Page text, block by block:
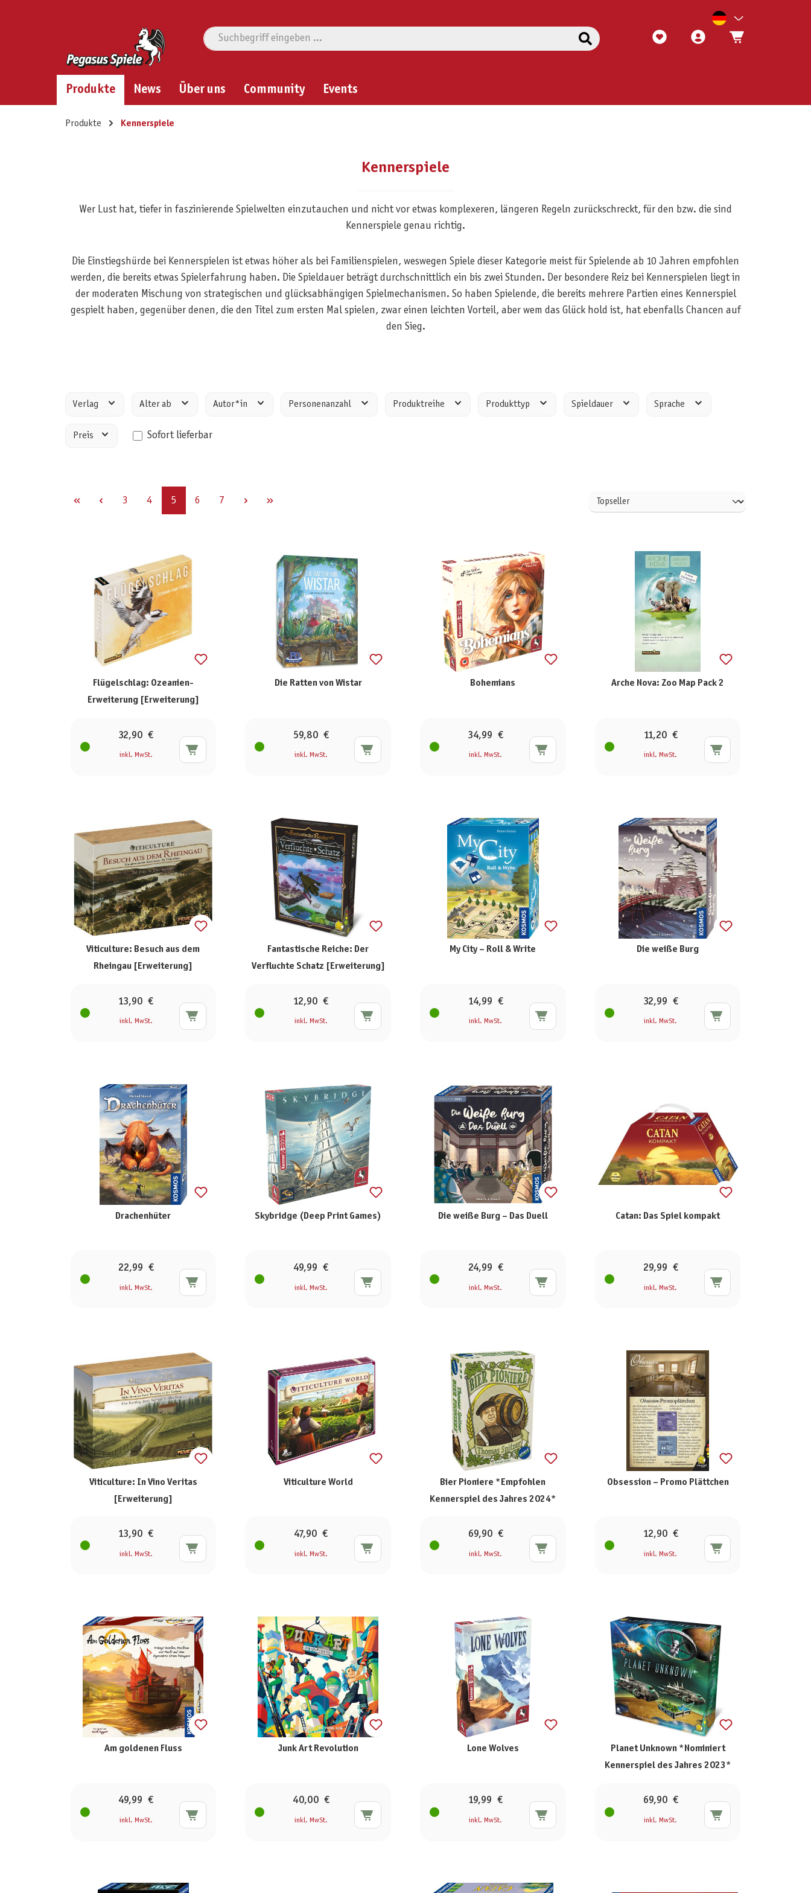
Produkte News Über uns Community Events
Produkte Kennerspiele
Kennerspiele
Wer Lust hat, tiefer in faszinierende Spielwelten einzutauchen und nicht vor etwas komplexeren, längeren Regeln zurückschreckt, für den bzw. die sind
Kennerspiele genau richtig.
Die Einstiegshürde bei Kennerspielen ist etwas höher als bei Familienspielen, weswegen Spiele dieser Kategorie meist für Spielende ab 10 Jahren empfohlen
werden, die bereits etwas Spielerfahrung haben. Die Spieldauer beträgt durchschnittlich ein bis zwei Stunden. Der besondere Reiz bei Kennerspielen liegt in
der moderaten Mischung von strategischen und glücksabhängigen Spielmechanismen. So haben Spielende, die bereits mehrere Partien eines Kennerspiel
gespielt haben, gegenüber denen, die den Titel zum ersten Mal spielen, zwar einen leichten Vorteil, aber wem das Glück hold ist, hat ebenfalls Chancen auf
den Sieg.
Verlag Alter ab Autor*in Personenanzahl Produktreihe Produkttyp Spieldauer Sprache
Preis Sofort lieferbar
Seite
3 Seite
4 Seite
5 Seite
6 Seite
7
Flügelschlag: Ozeanien-
Erweiterung [Erweiterung]
32,90 €
inkl. MwSt.
Die Ratten von Wistar
59,80 €
inkl. MwSt.
Bohemians
34,99 €
inkl. MwSt.
Arche Nova: Zoo Map Pack 2
11,20 €
inkl. MwSt.
Viticulture: Besuch aus dem
Rheingau [Erweiterung]
13,90 €
inkl. MwSt.
Fantastische Reiche: Der
Verfluchte Schatz [Erweiterung]
12,90 €
inkl. MwSt.
My City – Roll & Write
14,99 €
inkl. MwSt.
Die weiße Burg
32,99 €
inkl. MwSt.
Drachenhüter
22,99 €
inkl. MwSt.
Skybridge (Deep Print Games)
49,99 €
inkl. MwSt.
Die weiße Burg – Das Duell
24,99 €
inkl. MwSt.
Catan: Das Spiel kompakt
29,99 €
inkl. MwSt.
Viticulture: In Vino Veritas
[Erweiterung]
13,90 €
inkl. MwSt.
Viticulture World
47,90 €
inkl. MwSt.
Bier Pioniere *Empfohlen
Kennerspiel des Jahres 2024*
69,90 €
inkl. MwSt.
Obsession – Promo Plättchen
12,90 €
inkl. MwSt.
Am goldenen Fluss
49,99 €
inkl. MwSt.
Junk Art Revolution
40,00 €
inkl. MwSt.
Lone Wolves
19,99 €
inkl. MwSt.
Planet Unknown *Nominiert
Kennerspiel des Jahres 2023*
69,90 €
inkl. MwSt.